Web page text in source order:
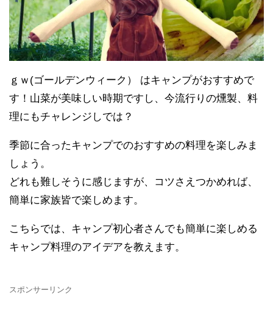
ｇｗ(ゴールデンウィーク） はキャンプがおすすめで
す！山菜が美味しい時期ですし、今流行りの燻製、料
理にもチャレンジしでは？
季節に合ったキャンプでのおすすめの料理を楽しみま
しょう。
どれも難しそうに感じますが、コツさえつかめれば、
簡単に家族皆で楽しめます。
こちらでは、キャンプ初心者さんでも簡単に楽しめる
キャンプ料理のアイデアを教えます。
スポンサーリンク